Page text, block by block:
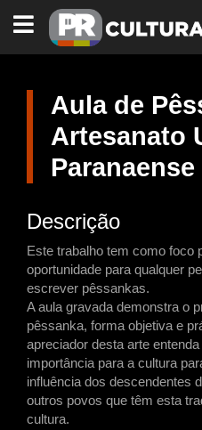
PARANÁ
CULTURA
Aula de
Artesanato
Paranaense
Descrição
Este trabalho tem como foco
oportunidade para qualquer
escrever pêssankas.
A aula gravada demonstra o
pêssanka, forma objetiva e
apreciador desta arte
importância para a cultura
influência dos descendentes
outros povos que têm esta
cultura.